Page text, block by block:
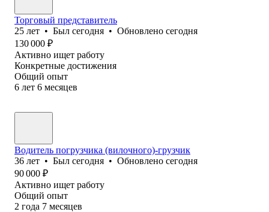
Торговый представитель
25 лет • Был сегодня • Обновлено сегодня
130 000 ₽
Активно ищет работу
Конкретные достижения
Общий опыт
6 лет 6 месяцев
Водитель погрузчика (вилочного)-грузчик
36 лет • Был сегодня • Обновлено сегодня
90 000 ₽
Активно ищет работу
Общий опыт
2 года 7 месяцев